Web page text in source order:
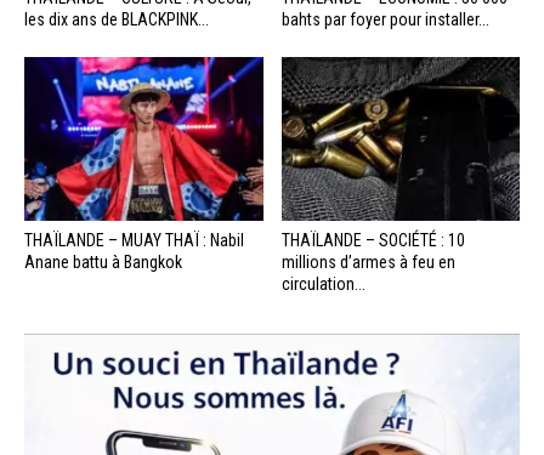
les dix ans de BLACKPINK...
bahts par foyer pour installer...
THAÏLANDE – MUAY THAÏ : Nabil
Anane battu à Bangkok
THAÏLANDE – SOCIÉTÉ : 10
millions d’armes à feu en
circulation...